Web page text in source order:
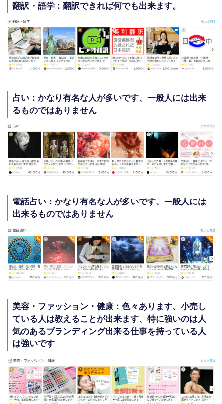
翻訳・語学：翻訳できれば何でも出来ます。
占い：かなり有名な人が多いです、一般人には出来
るものではありません
電話占い：かなり有名な人が多いです、一般人には
出来るものではありません
美容・ファッション・健康：色々あります、小売し
ている人は教えることが出来ます、特に強いのは人
気のあるブランディング出来る仕事を持っている人
は強いです